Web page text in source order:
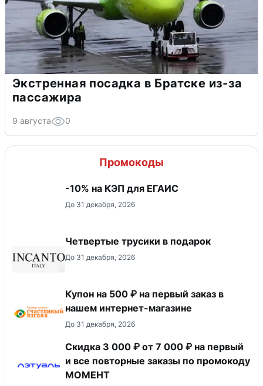
Экстренная посадка в Братске из-за
пассажира
9 августа 0
Промокоды
-10% на КЭП для ЕГАИС
До 31 декабря, 2026
Четвертые трусики в подарок
До 31 декабря, 2026
Купон на 500 ₽ на первый заказ в
нашем интернет-магазине
До 31 декабря, 2026
Скидка 3 000 ₽ от 7 000 ₽ на первый
и все повторные заказы по промокоду
МОМЕНТ